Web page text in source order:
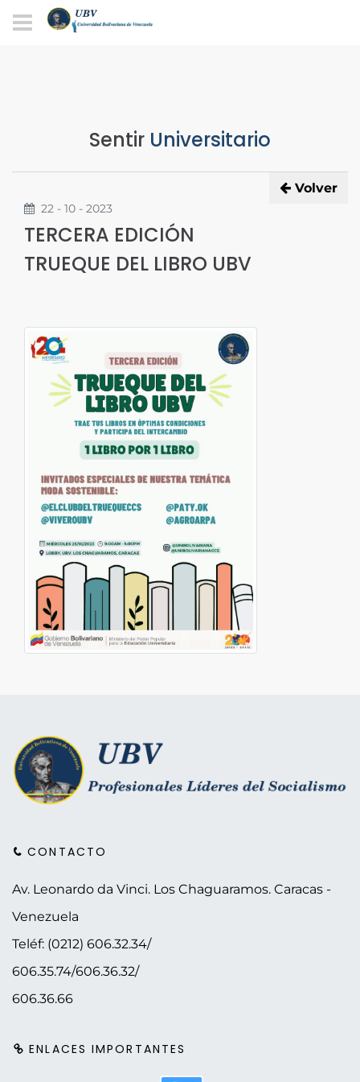
Sentir Universitario
Volver
22 - 10 - 2023
TERCERA EDICIÓN
TRUEQUE DEL LIBRO UBV
CONTACTO
Av. Leonardo da Vinci. Los Chaguaramos. Caracas -
Venezuela
Teléf: (0212) 606.32.34/
606.35.74/606.36.32/
606.36.66
ENLACES IMPORTANTES